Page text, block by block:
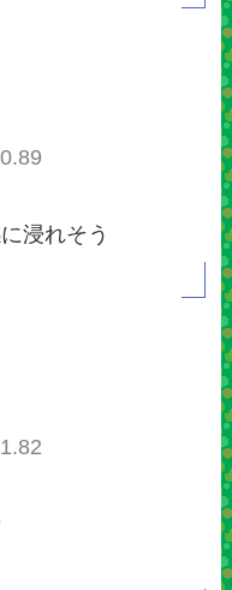
浸れそう